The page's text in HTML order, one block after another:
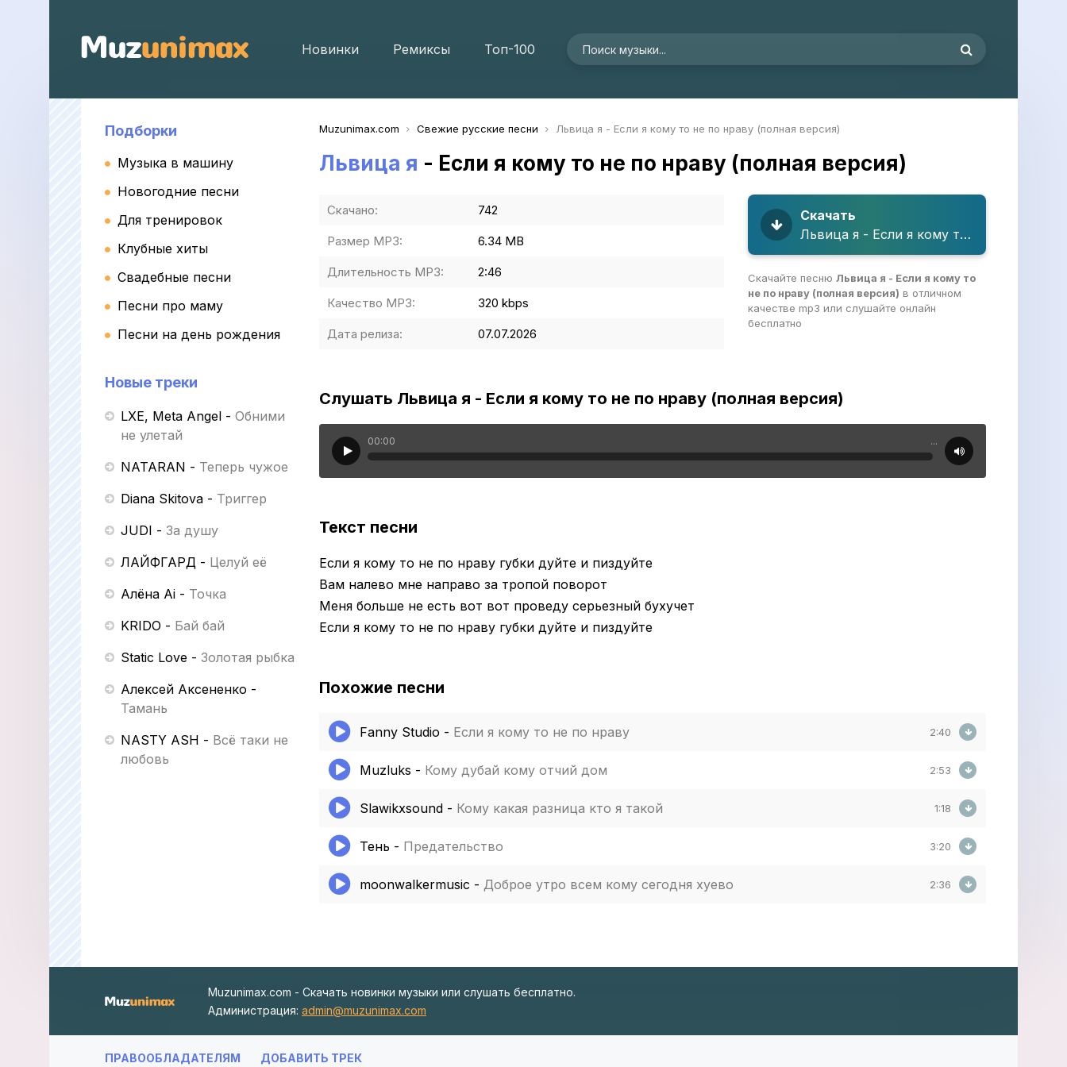
Новинки Ремиксы Топ-100
Подборки
Музыка в машину
Новогодние песни
Для тренировок
Клубные хиты
Свадебные песни
Песни про маму
Песни на день рождения
Новые треки
LXE, Meta Angel - Обними
не улетай
NATARAN - Теперь чужое
Diana Skitova - Триггер
JUDI - За душу
ЛАЙФГАРД - Целуй её
Алёна Ai - Точка
KRIDO - Бай бай
Static Love - Золотая рыбка
Алексей Аксененко -
Тамань
NASTY ASH - Всё таки не
любовь
Muzunimax.com Свежие русские песни Львица я - Если я кому то не по нраву (полная версия)
Львица я - Если я кому то не по нраву (полная версия)
Скачано: 742
Размер MP3: 6.34 MB
Длительность MP3: 2:46
Качество MP3: 320 kbps
Дата релиза: 07.07.2026
Скачать
Львица я - Если я кому то не по нраву (полная версия)
Скачайте песню Львица я - Если я кому то
не по нраву (полная версия) в отличном
качестве mp3 или слушайте онлайн
бесплатно
Слушать Львица я - Если я кому то не по нраву (полная версия)
00:00 ...
Текст песни
Если я кому то не по нраву губки дуйте и пиздуйте
Вам налево мне направо за тропой поворот
Меня больше не есть вот вот проведу серьезный бухучет
Если я кому то не по нраву губки дуйте и пиздуйте
Похожие песни
Fanny Studio - Если я кому то не по нраву 2:40
Muzluks - Кому дубай кому отчий дом 2:53
Slawikxsound - Кому какая разница кто я такой 1:18
Тень - Предательство 3:20
moonwalkermusic - Доброе утро всем кому сегодня хуево 2:36
Muzunimax.com - Скачать новинки музыки или слушать бесплатно.
Администрация: admin@muzunimax.com
ПРАВООБЛАДАТЕЛЯМ ДОБАВИТЬ ТРЕК